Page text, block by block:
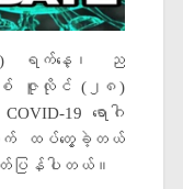
ရက်နေ့၊ ည
စ် ဇူလိုင် (၂၈)
19 ရောဂါ
က် ထပ်တွေ့ခဲ့တယ်
တ်ပြန်ပါတယ်။